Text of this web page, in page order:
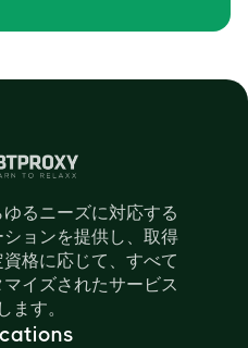
るニーズに対応する
ョンを提供し、取得
格に応じて、すべて
イズされたサービス
ます。